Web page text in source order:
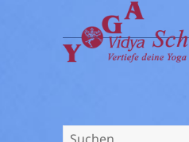
Suchen